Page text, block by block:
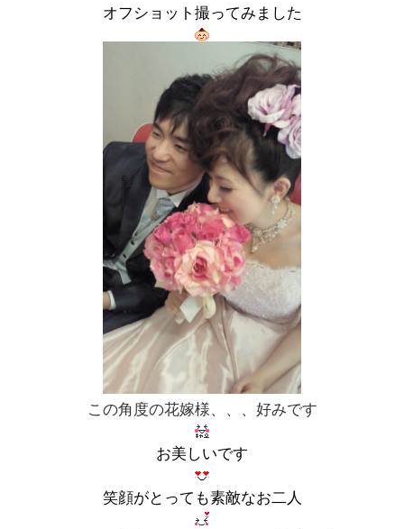
オフショット撮ってみました
この角度の花嫁様、、、好みです
お美しいです
笑顔がとっても素敵なお二人